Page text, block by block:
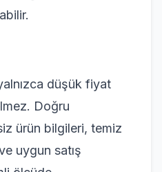
düşük fiyat
Doğru
ürün bilgileri, temiz
uygun satış